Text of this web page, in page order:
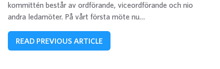
kommittén består av ordförande, viceordförande och nio
andra ledamöter. På vårt första möte nu…
READ PREVIOUS ARTICLE